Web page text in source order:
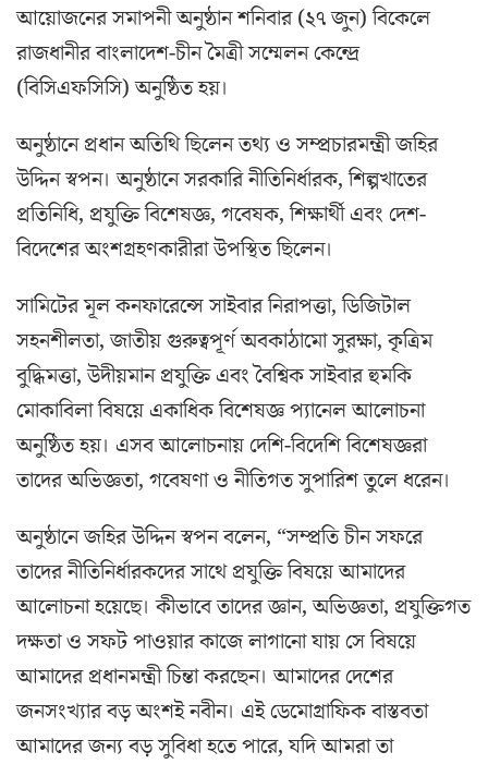
আয়োজনের সমাপনী অনুষ্ঠান শনিবার (২৭ জুন) বিকেলে
রাজধানীর বাংলাদেশ-চীন মৈত্রী সম্মেলন কেন্দ্রে
(বিসিএফসিসি) অনুষ্ঠিত হয়।
অনুষ্ঠানে প্রধান অতিথি ছিলেন তথ্য ও সম্প্রচারমন্ত্রী জহির
উদ্দিন স্বপন। অনুষ্ঠানে সরকারি নীতিনির্ধারক, শিল্পখাতের
প্রতিনিধি, প্রযুক্তি বিশেষজ্ঞ, গবেষক, শিক্ষার্থী এবং দেশ-
বিদেশের অংশগ্রহণকারীরা উপস্থিত ছিলেন।
সামিটের মূল কনফারেন্সে সাইবার নিরাপত্তা, ডিজিটাল
সহনশীলতা, জাতীয় গুরুত্বপূর্ণ অবকাঠামো সুরক্ষা, কৃত্রিম
বুদ্ধিমত্তা, উদীয়মান প্রযুক্তি এবং বৈশ্বিক সাইবার হুমকি
মোকাবিলা বিষয়ে একাধিক বিশেষজ্ঞ প্যানেল আলোচনা
অনুষ্ঠিত হয়। এসব আলোচনায় দেশি-বিদেশি বিশেষজ্ঞরা
তাদের অভিজ্ঞতা, গবেষণা ও নীতিগত সুপারিশ তুলে ধরেন।
অনুষ্ঠানে জহির উদ্দিন স্বপন বলেন, “সম্প্রতি চীন সফরে
তাদের নীতিনির্ধারকদের সাথে প্রযুক্তি বিষয়ে আমাদের
আলোচনা হয়েছে। কীভাবে তাদের জ্ঞান, অভিজ্ঞতা, প্রযুক্তিগত
দক্ষতা ও সফট পাওয়ার কাজে লাগানো যায় সে বিষয়ে
আমাদের প্রধানমন্ত্রী চিন্তা করছেন। আমাদের দেশের
জনসংখ্যার বড় অংশই নবীন। এই ডেমোগ্রাফিক বাস্তবতা
আমাদের জন্য বড় সুবিধা হতে পারে, যদি আমরা তা